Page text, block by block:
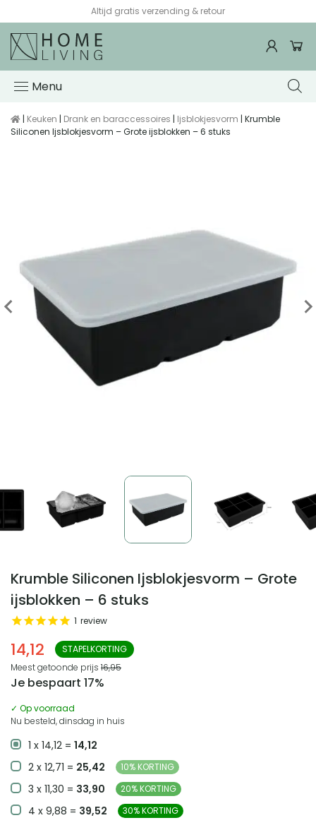
Altijd gratis verzending & retour
Menu
| Keuken | Drank en baraccessoires | Ijsblokjesvorm | Krumble
Siliconen Ijsblokjesvorm – Grote ijsblokken – 6 stuks
Krumble Siliconen Ijsblokjesvorm – Grote
ijsblokken – 6 stuks
14,12 STAPELKORTING
1 review
Meest getoonde prijs 16,95
Je bespaart 17%
✓ Op voorraad
Nu besteld, dinsdag in huis
1 x 14,12 = 14,12
2 x 12,71 = 25,42 10% KORTING
3 x 11,30 = 33,90 20% KORTING
4 x 9,88 = 39,52 30% KORTING